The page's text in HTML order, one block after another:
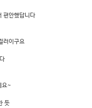
편안했답니다
러이구요
요~
듯